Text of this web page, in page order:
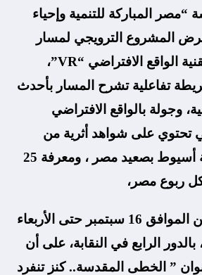
المباركة للتنمية وإحياء
المشروع الترويجي لمسار
العائلة المقدسة بتقنية الواقع الافتراضي “VR”،
تفاعلية تشرح المسار بأحدث
وجولة بالواقع الافتراضي
تحتوي على شواهد أثرية من
سيناء إلى محافظة أسيوط بصعيد مصر ، ومعرفة 25
ربوع مصر،
وذلك من يوم الإثنين الموافق 16 سبتمبر حتى الأربعاء
2024م، بالدور الرابع في النقابة، على أن
” الخطى المقدسة.. كنز تنفرد